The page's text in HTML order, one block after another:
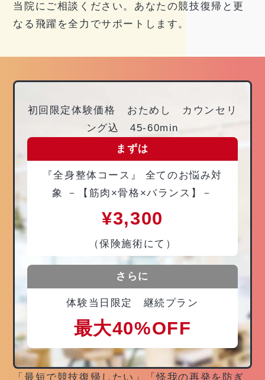
当院にご相談ください。あなたの競技復帰と更
なる飛躍を全力でサポートします。
初回限定体験価格 おためし カウンセリ
ング込 45-60min
まずは
『全身整体コース』 全てのお悩み対
象 －【筋肉×骨格×バランス】－
¥3,300
（保険施術にて）
さらに
体験当日限定 継続プラン
最大40%OFF
「最短で競技復帰したい」「怪我の再発を防ぎ